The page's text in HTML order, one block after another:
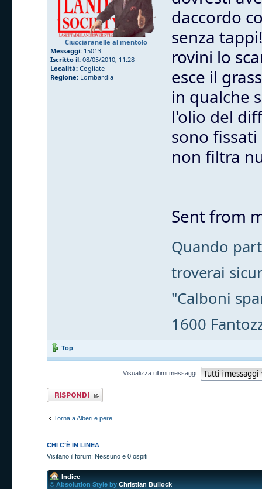
Ciucciaranelle al mentolo
Messaggi: 15013
Iscritto il: 08/05/2010, 11:28
Località: Cogliate
Regione: Lombardia
daccordo
senza
rovini lo
esce il
in qualche
l'olio del
sono
non filtra
Sent from
Quando
troverai
"Calboni
1600
Top
Visualizza ultimi messaggi:
Rispondi al
messaggio
Torna a Alberi e pere
CHI C’È IN LINEA
Visitano il forum: Nessuno e 0 ospiti
Indice
© Absolution Style by Christian Bullock